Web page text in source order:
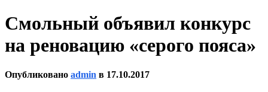
Смольный объявил конкурс
на реновацию «серого пояса»
Опубликовано admin в 17.10.2017